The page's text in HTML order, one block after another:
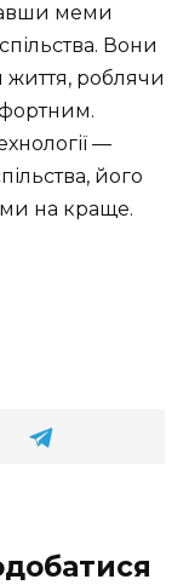
меми
Вони
роблячи
—
його
на краще.